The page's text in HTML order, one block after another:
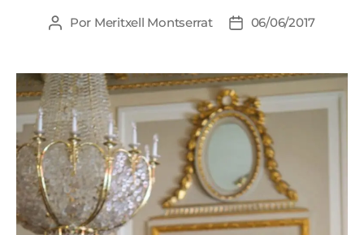
Por Meritxell Montserrat 06/06/2017